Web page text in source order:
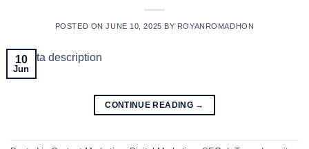
POSTED ONJUNE 10, 2025 BY ROYANROMADHON
10
Jun
CONTINUE READING →